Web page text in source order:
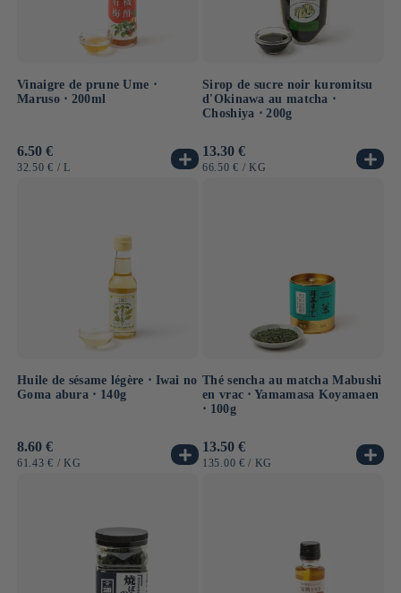
Vinaigre de prune Ume ⋅
Maruso ⋅ 200ml
Prix
habituel
6.50 €
PRIX
32.50 € / PAR
L
Sirop de sucre noir kuromitsu
d'Okinawa au matcha ⋅
Choshiya ⋅ 200g
Prix
habituel
13.30 €
PRIX
66.50 € / PAR
KG
Huile de sésame légère ⋅ Iwai no
Goma abura ⋅ 140g
Prix
habituel
8.60 €
PRIX
61.43 € / PAR
KG
Thé sencha au matcha Mabushi
en vrac ⋅ Yamamasa Koyamaen
⋅ 100g
Prix
habituel
13.50 €
PRIX
135.00 € / PAR
KG